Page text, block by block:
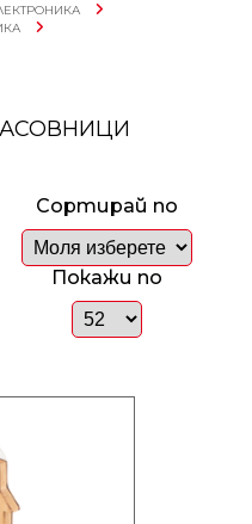
Сортирай по
Покажи по